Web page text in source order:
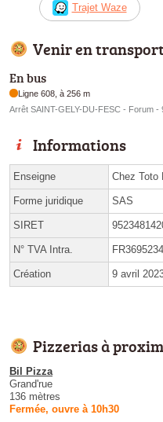
Trajet Waze
Venir en
En bus
Ligne 608, à 256 m
Arrêt SAINT-GELY-DU-FESC - Forum -
Informations
Enseigne Chez Toto
Forme juridique SAS
SIRET
N° TVA Intra.
Création 9 avril
Pizzerias à
Bil Pizza
Grand'rue
136 mètres
Fermée, ouvre à 10h30